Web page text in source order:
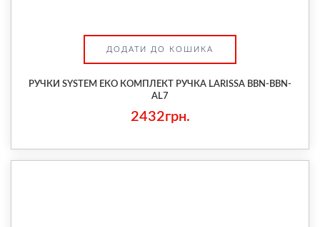
ДОДАТИ ДО КОШИКА
РУЧКИ SYSTEM ЕКО КОМПЛЕКТ РУЧКА LARISSA BBN-BBN-
AL7
2432грн.